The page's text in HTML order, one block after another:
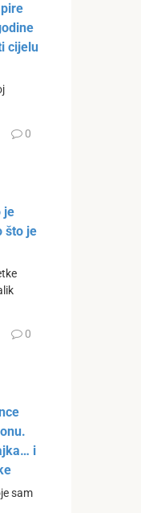
cijelu
0
je
što je
0
i
sam